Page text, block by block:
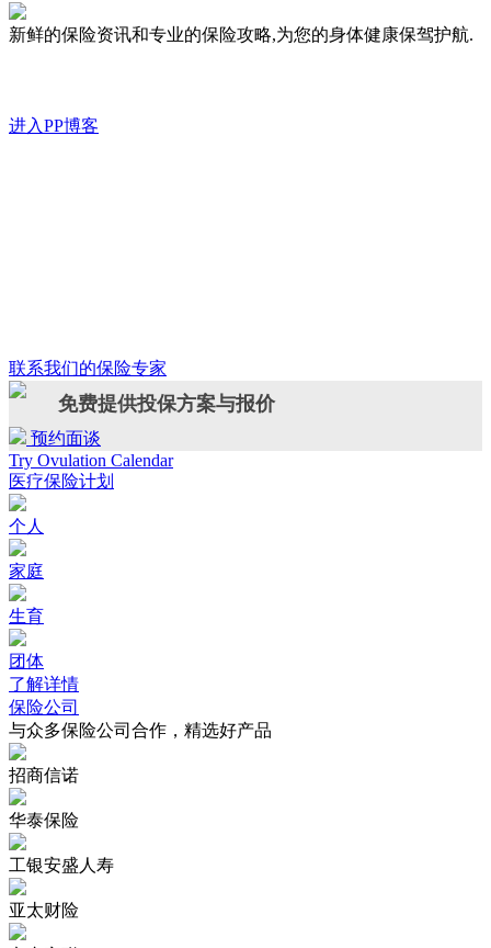
新鲜的保险资讯和专业的保险攻略,为您的身体健康保驾护航.
进入PP博客
联系我们的保险专家
免费提供投保方案与报价
预约面谈
Try Ovulation Calendar
医疗保险计划
个人
家庭
生育
团体
了解详情
保险公司
与众多保险公司合作，精选好产品
招商信诺
华泰保险
工银安盛人寿
亚太财险